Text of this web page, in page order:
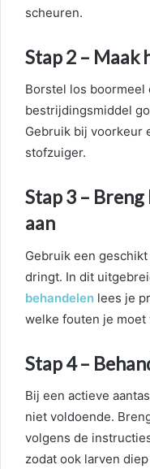
scheuren.
Stap 2 – Maak
Borstel los boormeel
bestrijdingsmiddel
Gebruik bij voorkeur
stofzuiger.
Stap 3 –
aan
Gebruik een
dringt. In dit
behandelen lees je
welke fouten je moet
Stap 4 –
Bij een actieve
niet voldoende.
volgens de
zodat ook larven